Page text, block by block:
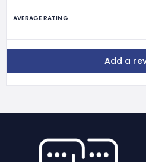
AVERAGE RATING
Add a